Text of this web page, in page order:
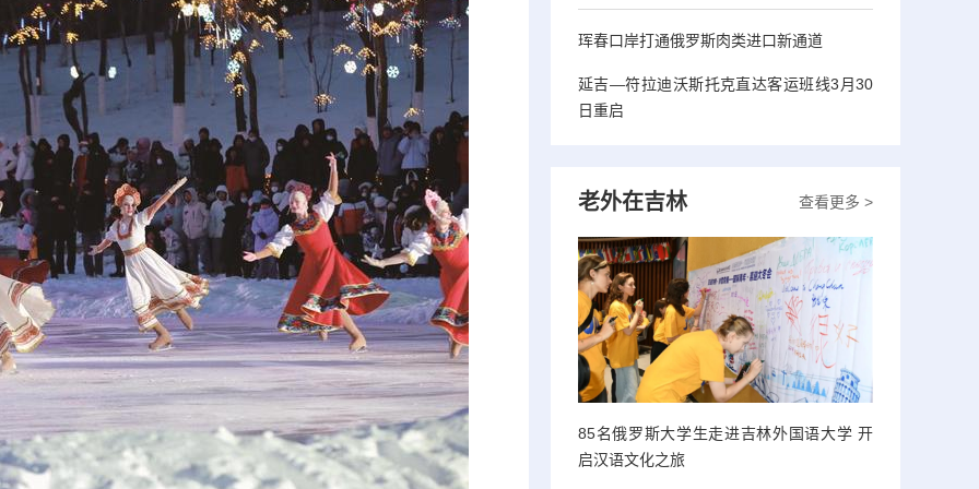
珲春口岸打通俄罗斯肉类进口新通道
延吉—符拉迪沃斯托克直达客运班线3月30
日重启
查看更多 >
老外在吉林
85名俄罗斯大学生走进吉林外国语大学 开
启汉语文化之旅